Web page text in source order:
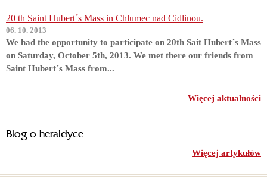
20 th Saint Hubert´s Mass in Chlumec nad Cidlinou.
06. 10. 2013
We had the opportunity to participate on 20th Sait Hubert´s Mass
on Saturday, October 5th, 2013. We met there our friends from
Saint Hubert´s Mass from...
Więcej aktualności
Blog o heraldyce
Więcej artykułów